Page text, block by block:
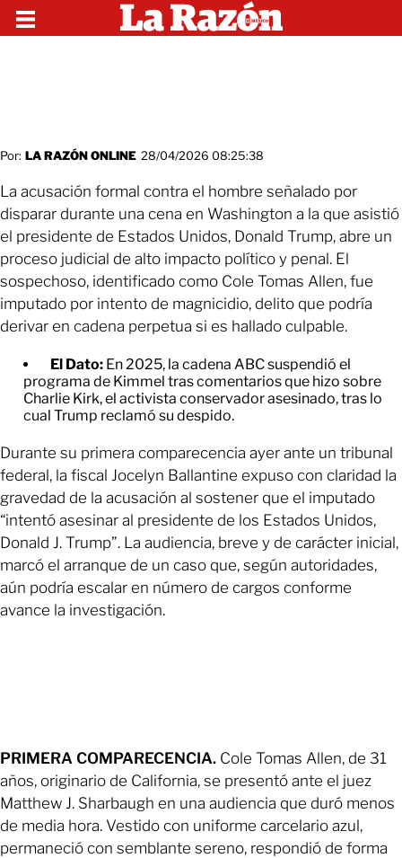
Por: LA RAZÓN ONLINE 28/04/2026 08:25:38
La acusación formal contra el hombre señalado por
disparar durante una cena en Washington a la que asistió
el presidente de Estados Unidos, Donald Trump, abre un
proceso judicial de alto impacto político y penal. El
sospechoso, identificado como Cole Tomas Allen, fue
imputado por intento de magnicidio, delito que podría
derivar en cadena perpetua si es hallado culpable.
El Dato: En 2025, la cadena ABC suspendió el
programa de Kimmel tras comentarios que hizo sobre
Charlie Kirk, el activista conservador asesinado, tras lo
cual Trump reclamó su despido.
Durante su primera comparecencia ayer ante un tribunal
federal, la fiscal Jocelyn Ballantine expuso con claridad la
gravedad de la acusación al sostener que el imputado
“intentó asesinar al presidente de los Estados Unidos,
Donald J. Trump”. La audiencia, breve y de carácter inicial,
marcó el arranque de un caso que, según autoridades,
aún podría escalar en número de cargos conforme
avance la investigación.
PRIMERA COMPARECENCIA. Cole Tomas Allen, de 31
años, originario de California, se presentó ante el juez
Matthew J. Sharbaugh en una audiencia que duró menos
de media hora. Vestido con uniforme carcelario azul,
permaneció con semblante sereno, respondió de forma